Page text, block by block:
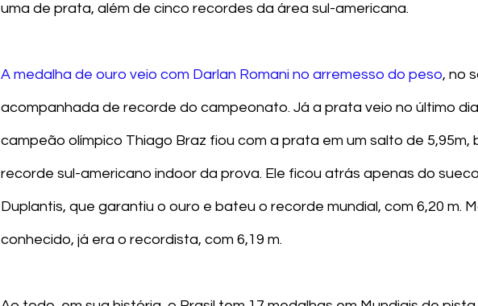
uma de prata, além de cinco recordes da área sul-americana.
A medalha de ouro veio com Darlan Romani no arremesso do peso, no
acompanhada de recorde do campeonato. Já a prata veio no último
campeão olímpico Thiago Braz fiou com a prata em um salto de 5,95m,
recorde sul-americano indoor da prova. Ele ficou atrás apenas do
Duplantis, que garantiu o ouro e bateu o recorde mundial, com 6,20 m.
conhecido, já era o recordista, com 6,19 m.